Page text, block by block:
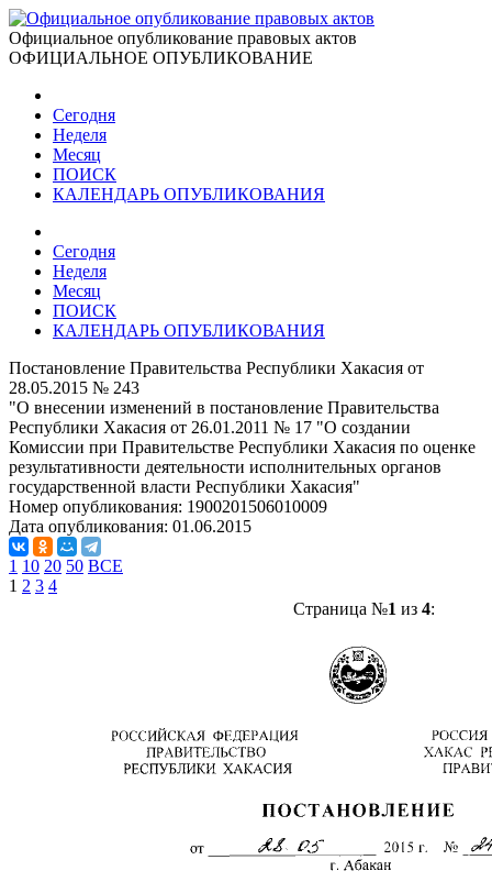
Официальное опубликование правовых актов
ОФИЦИАЛЬНОЕ ОПУБЛИКОВАНИЕ
Сегодня
Неделя
Месяц
ПОИСК
КАЛЕНДАРЬ ОПУБЛИКОВАНИЯ
Сегодня
Неделя
Месяц
ПОИСК
КАЛЕНДАРЬ ОПУБЛИКОВАНИЯ
Постановление Правительства Республики Хакасия от
28.05.2015 № 243
"О внесении изменений в постановление Правительства
Республики Хакасия от 26.01.2011 № 17 "О создании
Комиссии при Правительстве Республики Хакасия по оценке
результативности деятельности исполнительных органов
государственной власти Республики Хакасия"
Номер опубликования: 1900201506010009
Дата опубликования: 01.06.2015
1 10 20 50 ВСЕ
1 2 3 4
Страница №1 из 4: